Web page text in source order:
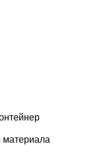
материала